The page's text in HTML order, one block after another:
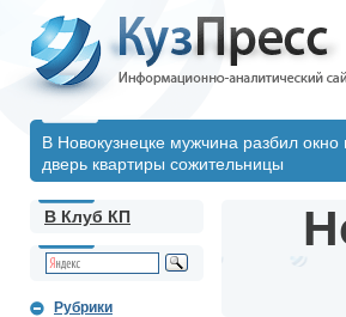
В Новокузнецке мужчина разбил
дверь квартиры сожительницы
В Клуб КП
Рубрики